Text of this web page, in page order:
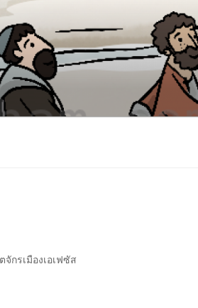
กรเมืองเอเฟซัส